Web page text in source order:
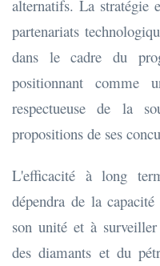
alternatifs. La stratégie
partenariats
dans le cadre du
positionnant comme
respectueuse de la
propositions de ses
L'efficacité à long
dépendra de la
son unité et à
des diamants et du